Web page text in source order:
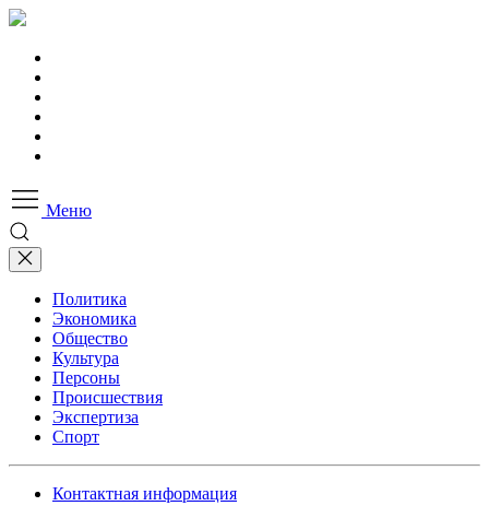
Меню
Политика
Экономика
Общество
Культура
Персоны
Происшествия
Экспертиза
Спорт
Контактная информация